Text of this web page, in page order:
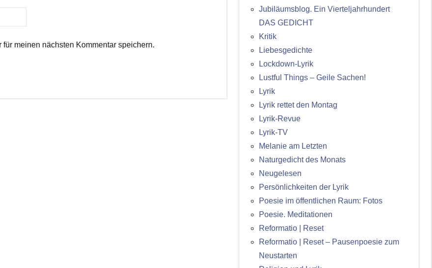
meinen nächsten Kommentar speichern.
Jubiläumsblog. Ein Vierteljahrhundert
DAS GEDICHT
Kritik
Liebesgedichte
Lockdown-Lyrik
Lustful Things – Geile Sachen!
Lyrik
Lyrik rettet den Montag
Lyrik-Revue
Lyrik-TV
Melanie am Letzten
Naturgedicht des Monats
Neugelesen
Persönlichkeiten der Lyrik
Poesie im öffentlichen Raum: Fotos
Poesie. Meditationen
Reformatio | Reset
Reformatio | Reset – Pausenpoesie zum
Neustarten